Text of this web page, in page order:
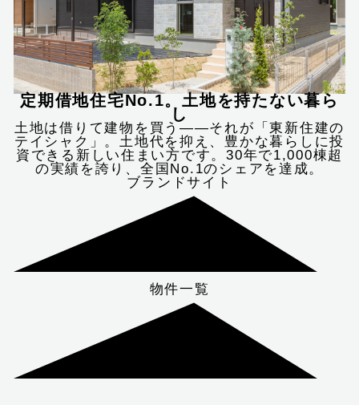
定期借地住宅No.1。土地を持たない暮ら
し
土地は借りて建物を買う――それが「東新住建の
テイシャク」。土地代を抑え、豊かな暮らしに投
資できる新しい住まい方です。30年で1,000棟超
の実績を誇り、全国No.1のシェアを達成。
ブランドサイト
物件一覧